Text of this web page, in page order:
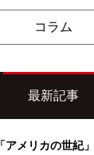
コラム
最新記事
「アメリカの世紀